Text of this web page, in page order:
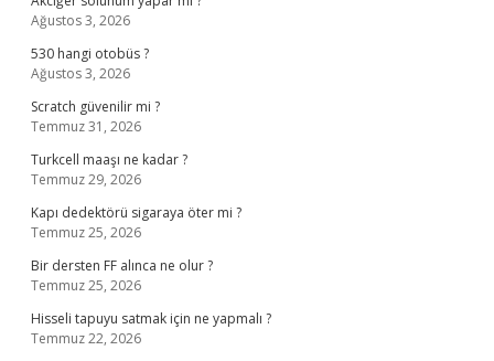
Ağustos 3, 2026
530 hangi otobüs ?
Ağustos 3, 2026
Scratch güvenilir mi ?
Temmuz 31, 2026
Turkcell maaşı ne kadar ?
Temmuz 29, 2026
Kapı dedektörü sigaraya öter mi ?
Temmuz 25, 2026
Bir dersten FF alınca ne olur ?
Temmuz 25, 2026
Hisseli tapuyu satmak için ne yapmalı ?
Temmuz 22, 2026